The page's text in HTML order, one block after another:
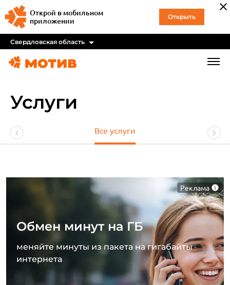
Открой в мобильном
приложении
Открыть
Свердловская область
Услуги
Все услуги
Реклама
Обмен минут на ГБ
меняйте минуты из пакета на гигабайты
интернета